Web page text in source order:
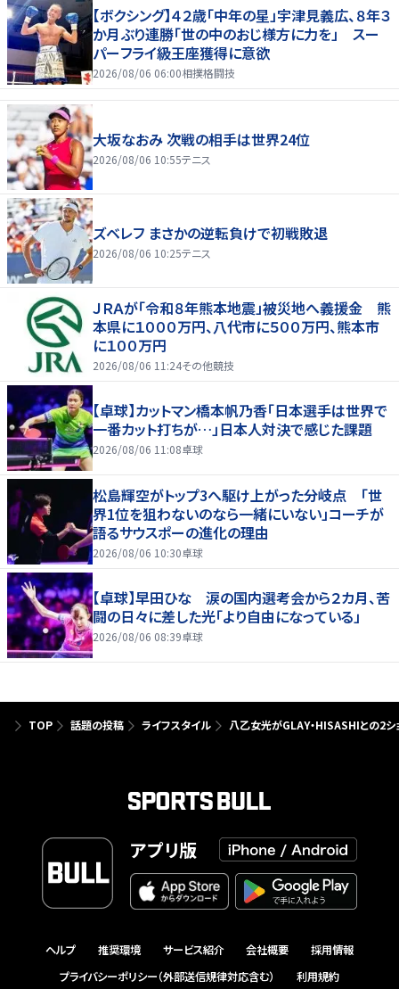
【ボクシング】４２歳「中年の星」宇津見義広、８年３
か月ぶり連勝「世の中のおじ様方に力を」 スー
パーフライ級王座獲得に意欲
2026/08/06 06:00相撲格闘技
大坂なおみ 次戦の相手は世界24位
2026/08/06 10:55テニス
ズベレフ まさかの逆転負けで初戦敗退
2026/08/06 10:25テニス
ＪＲＡが「令和８年熊本地震」被災地へ義援金 熊
本県に１０００万円、八代市に５００万円、熊本市
に１００万円
2026/08/06 11:24その他競技
【卓球】カットマン橋本帆乃香「日本選手は世界で
一番カット打ちが…」日本人対決で感じた課題
2026/08/06 11:08卓球
松島輝空がトップ3へ駆け上がった分岐点 「世
界1位を狙わないのなら一緒にいない」コーチが
語るサウスポーの進化の理由
2026/08/06 10:30卓球
【卓球】早田ひな 涙の国内選考会から２カ月、苦
闘の日々に差した光「より自由になっている」
2026/08/06 08:39卓球
TOP 話題の投稿 ライフスタイル 八乙女光がGLAY・HISASHIとの2シ
アプリ版
ヘルプ 推奨環境 サービス紹介 会社概要
採用情報
プライバシーポリシー（外部送信規律対応含む）
利用規約